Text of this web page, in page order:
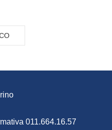
011.664.16.57